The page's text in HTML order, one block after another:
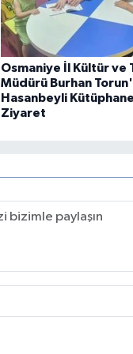
Osmaniye İl Kültür ve
Müdürü Burhan
Hasanbeyli
Ziyaret